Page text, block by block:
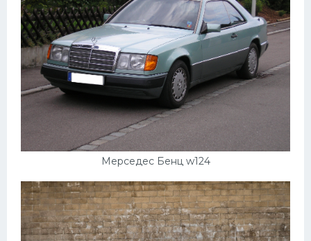
Мерседес Бенц w124